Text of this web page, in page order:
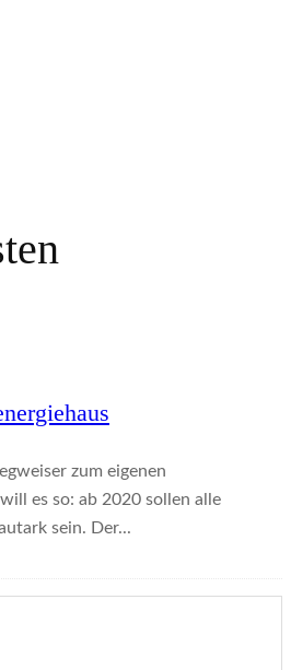
zum eigenen
es so: ab 2020 sollen alle
sein. Der...